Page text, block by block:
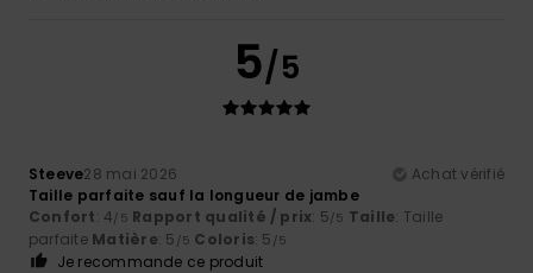
5/5
Steeve28 mai 2026
Achat vérifié
Taille parfaite sauf la longueur de jambe
Confort: 4/5 Rapport qualité / prix: 5/5 Taille: Taille
parfaite Matière: 5 /5 Coloris: 5 /5
Je recommande ce produit